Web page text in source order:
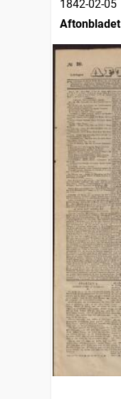
1842-02-05
Aftonbladet